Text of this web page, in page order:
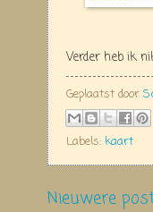
Verder heb ik
Geplaatst door
Labels: kaart
Nieuwere